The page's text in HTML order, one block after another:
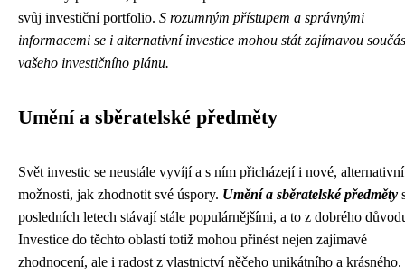
svůj investiční portfolio. S rozumným přístupem a správnými
informacemi se i alternativní investice mohou stát zajímavou
vašeho investičního plánu.
Umění a sběratelské předměty
Svět investic se neustále vyvíjí a s ním přicházejí i nové, alternativní
možnosti, jak zhodnotit své úspory. Umění a sběratelské předměty
posledních letech stávají stále populárnějšími, a to z dobrého
Investice do těchto oblastí totiž mohou přinést nejen zajímavé
zhodnocení, ale i radost z vlastnictví něčeho unikátního a krásného.